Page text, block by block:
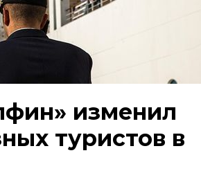
изменил
туристов в